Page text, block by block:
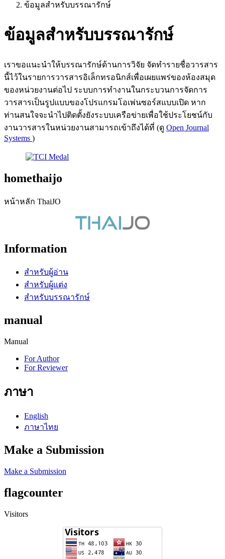
ข้อมูลสำหรับบรรณารักษ์
ข้อมูลสำหรับบรรณารักษ์
เราขอแนะนำให้บรรณารักษ์ด้านการวิจัย จัดทำรายชื่อวารสาร
นี้ไว้ในรายการวารสารอิเล็กทรอนิกส์เพื่อเผยแพร่ของห้องสมุด
ของหน่วยงานต่อไป ระบบการทำงานในกระบวนการจัดการ
วารสารเป็นรูปแบบของโปรแกรมโอเพ่นซอร์สแบบเปิด หาก
ท่านสนใจจะนำไปติดตั้งยังระบบเครือข่ายเพื่อใช้ประโยชน์กับ
งานวารสารในหน่วยงานสามารถเข้าถึงได้ที่ (ดู Open Journal
Systems )
homethaijo
หน้าหลัก ThaiJO
Information
สำหรับผู้อ่าน
สำหรับผู้แต่ง
สำหรับบรรณารักษ์
manual
Manual
For Author
For Reviewer
ภาษา
English
ภาษาไทย
Make a Submission
Make a Submission
flagcounter
Visitors